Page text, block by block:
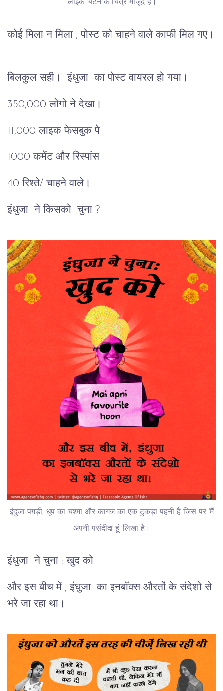
'लाइक' बटन के चित्र मौजूद हैं।
कोई मिला न मिला , पोस्ट को चाहने वाले काफी मिल गए।
बिलकुल सही। इंधुजा का पोस्ट वायरल हो गया।
350,000 लोगो ने देखा।
11,000 लाइक फेसबुक पे
1000 कमेंट और रिस्पांस
40 रिश्ते/ चाहने वाले।
इंधुजा ने किसको चुना ?
इंदुजा पगड़ी, धूप का चश्मा और कागज का एक टुकड़ा पहनी हैं जिस पर 'मैं
अपनी पसंदीदा हूं' लिखा है।
इंधुजा ने चुना : खुद को
और इस बीच में , इंधुजा का इनबॉक्स औरतों के संदेशो से
भरे जा रहा था।